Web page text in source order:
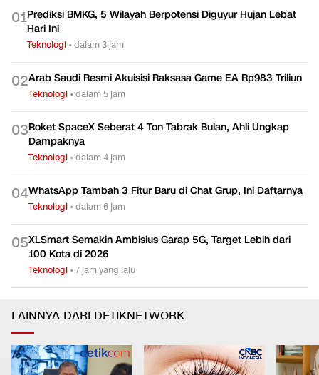
01Prediksi BMKG, 5 Wilayah Berpotensi Diguyur Hujan Lebat
Hari Ini
Teknologi •dalam 3 jam
02Arab Saudi Resmi Akuisisi Raksasa Game EA Rp983 Triliun
Teknologi •dalam 5 jam
03Roket SpaceX Seberat 4 Ton Tabrak Bulan, Ahli Ungkap
Dampaknya
Teknologi •dalam 4 jam
04WhatsApp Tambah 3 Fitur Baru di Chat Grup, Ini Daftarnya
Teknologi •dalam 6 jam
05XLSmart Semakin Ambisius Garap 5G, Target Lebih dari
100 Kota di 2026
Teknologi •7 jam yang lalu
LAINNYA DARI DETIKNETWORK